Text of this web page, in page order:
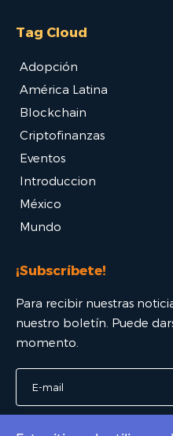
Tag Cloud
Adopción
América Latina
Blockchain
Criptofinanzas
Eventos
Introduccion
México
Mundo
¡Subscríbete!
Para recibir nuestras
nuestro boletín. Puede
momento.